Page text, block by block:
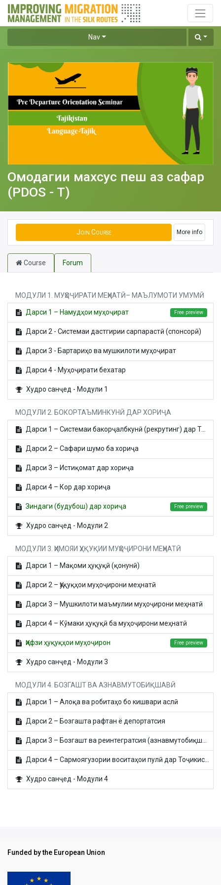
Nav
Омодагии махсус пеш аз сафар
(PDOS - T)
Join Course More info
Course Forum
МОДУЛИ 1. МУҲОҶИРАТИ МЕҲНАТӢ– МАЪЛУМОТИ УМУМӢ
Дарси 1 – Намудҳои муҳоҷират Free preview
Дарси 2 - Системаи дастгирии сарпарастӣ (спонсорӣ)
Дарси 3 - Бартариҳо ва мушкилоти муҳоҷират
Дарси 4 - Муҳоҷирати бехатар
Худро санҷед - Модули 1
МОДУЛИ 2. БОКОРТАЪМИНКУНӢ ДАР ХОРИҶА
Дарси 1 – Системаи бакорҷалбкунӣ (рекрутинг) дар Тоҷикистон
Дарси 2 – Сафари шумо ба хориҷа
Дарси 3 – Истиқомат дар хориҷа
Дарси 4 – Кор дар хориҷа
Зиндаги (будубош) дар хориҷа Free preview
Худро санҷед - Модули 2
МОДУЛИ 3. ҲИМОЯИ ҲУҚУҚИИ МУҲОҶИРОНИ МЕҲНАТӢ
Дарси 1 – Мақоми ҳуқуқӣ (қонунӣ)
Дарси 2 – Ҳуқуқҳои муҳоҷирони меҳнатӣ
Дарси 3 – Мушкилоти маъмулии муҳоҷирони меҳнатӣ
Дарси 4 – Кӯмаки ҳуқуқӣ ба муҳоҷирони меҳнатӣ
Ҳифзи ҳуқуқҳои муҳоҷирон Free preview
Худро санҷед - Модули 3
МОДУЛИ 4. БОЗГАШТ ВА АЗНАВМУТОБИҚШАВӢ
Дарси 1 – Алоқа ва робитаҳо бо кишвари аслӣ
Дарси 2 – Бозгашта рафтан ё депортатсия
Дарси 3 – Бозгашт ва реинтегратсия (азнавмутобиқшавӣ)
Дарси 4 – Сармоягузории воситаҳои пулӣ дар Тоҷикистон
Худро санҷед - Модули 4
Funded by the European Union